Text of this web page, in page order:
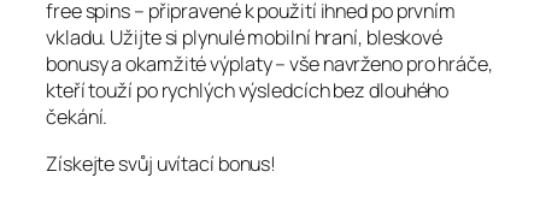
free spins – připravené k použití ihned po prvním
vkladu. Užijte si plynulé mobilní hraní, bleskové
bonusy a okamžité výplaty – vše navrženo pro hráče,
kteří touží po rychlých výsledcích bez dlouhého
čekání.
Získejte svůj uvítací bonus!